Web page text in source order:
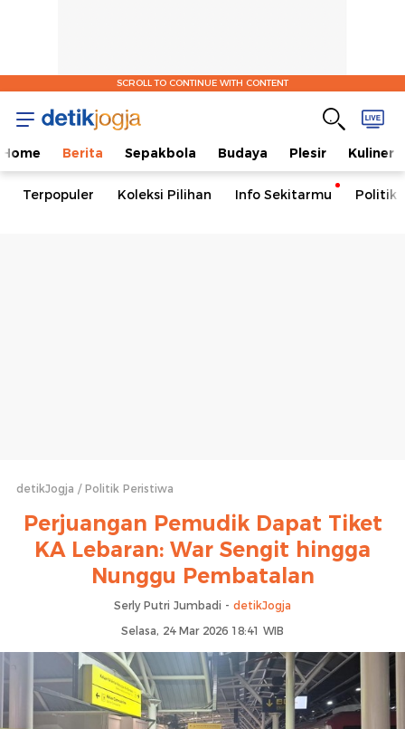
SCROLL TO CONTINUE WITH CONTENT
Home Berita Sepakbola Budaya Plesir Kuliner
Terpopuler Koleksi Pilihan Info Sekitarmu Politik
detikJogja Politik Peristiwa
Perjuangan Pemudik Dapat Tiket
KA Lebaran: War Sengit hingga
Nunggu Pembatalan
Serly Putri Jumbadi - detikJogja
Selasa, 24 Mar 2026 18:41 WIB